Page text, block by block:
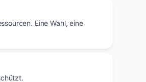
Eine Wahl, eine